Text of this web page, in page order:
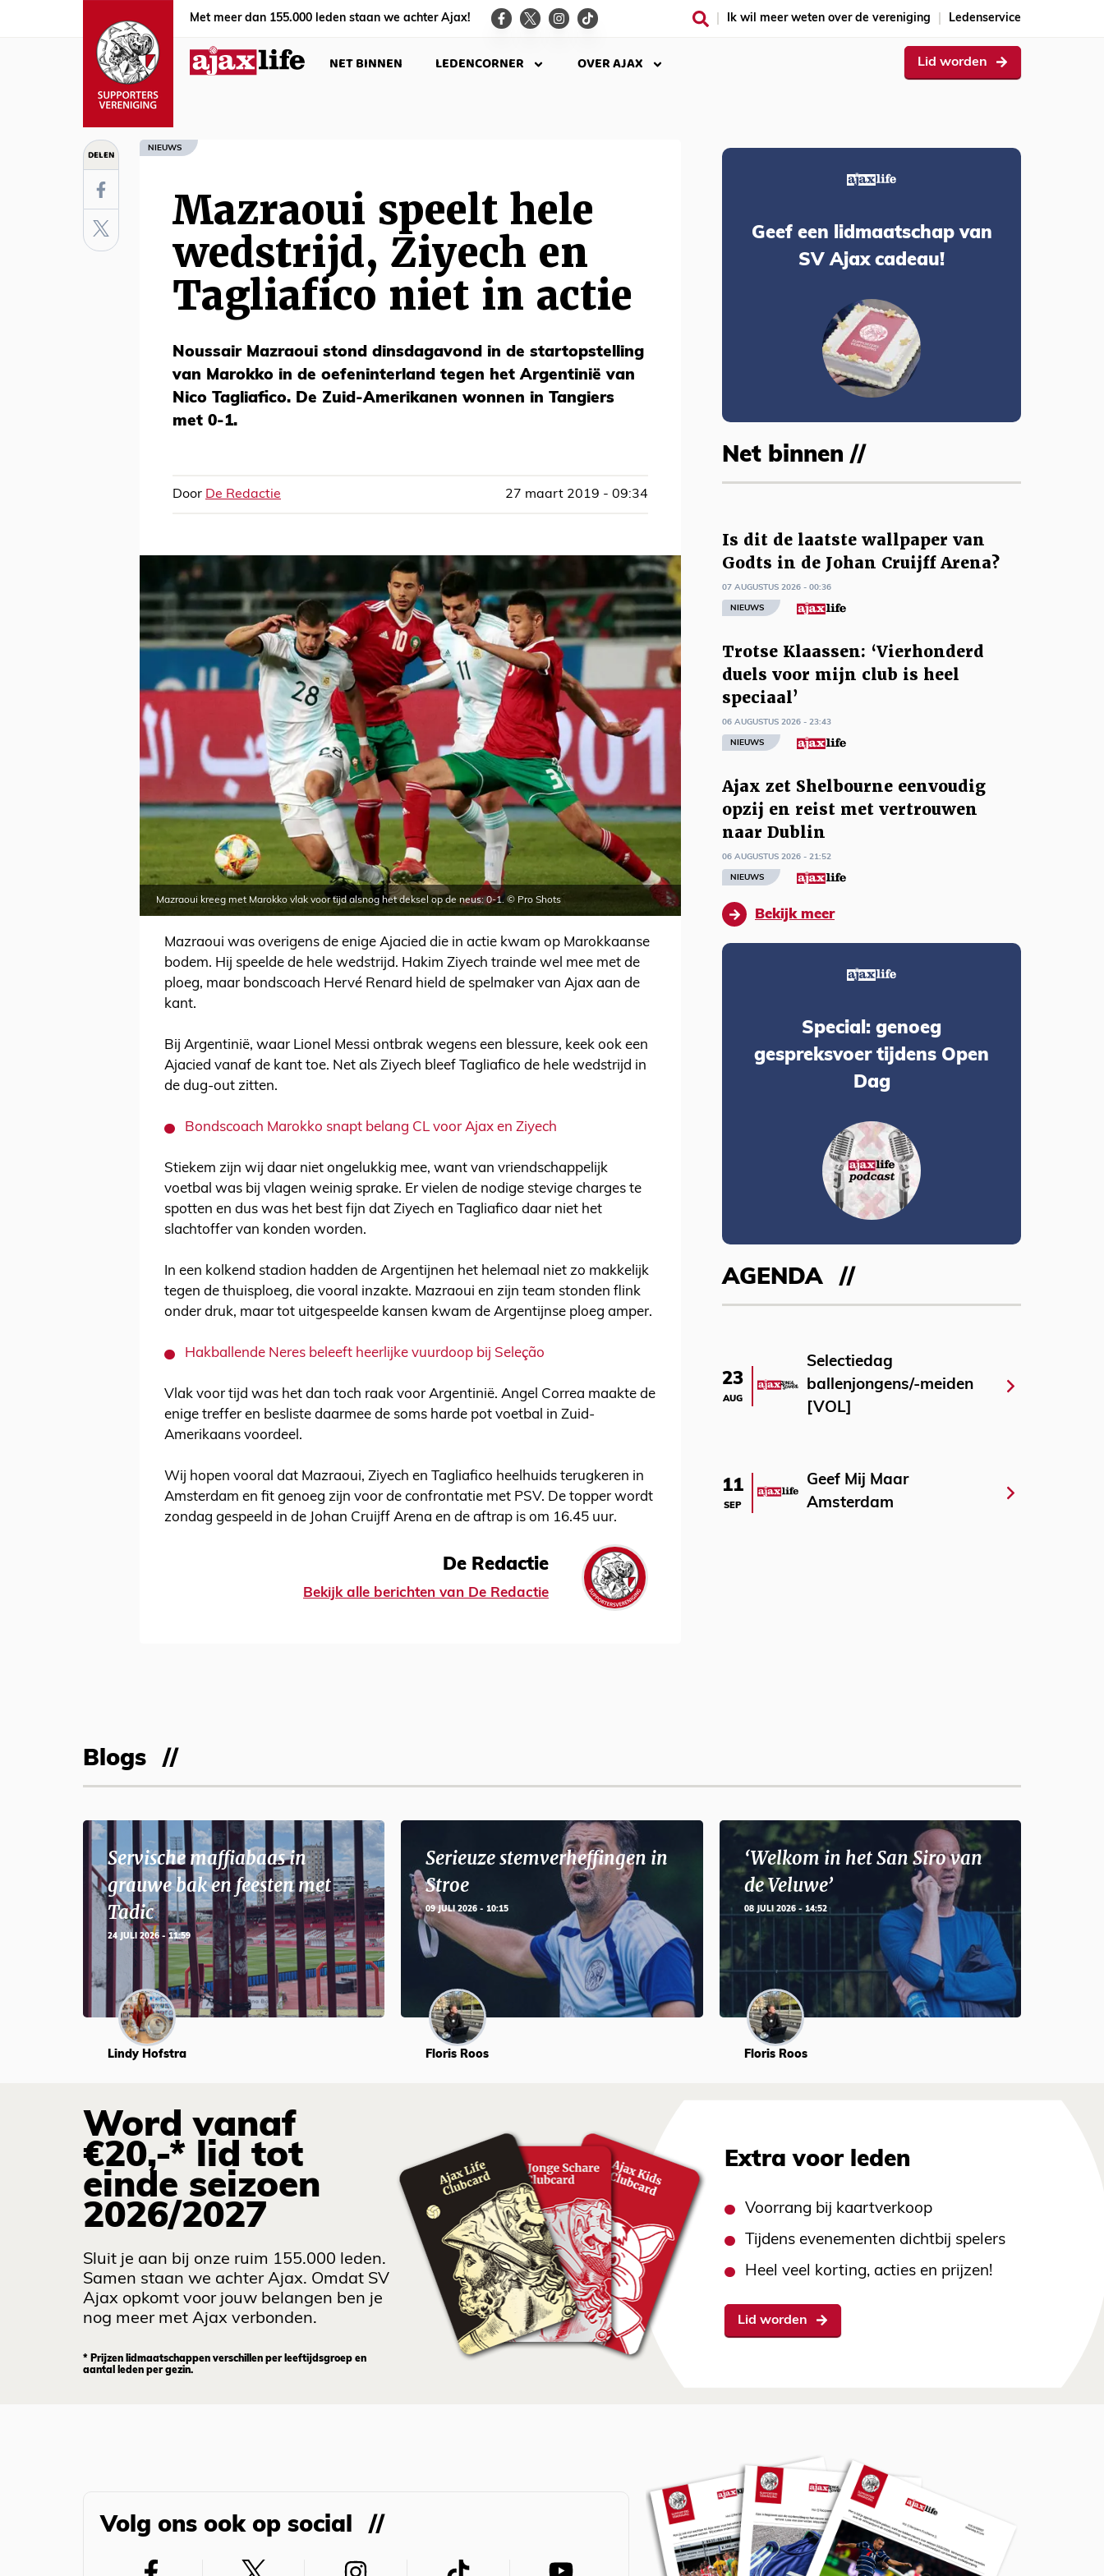
Met meer dan 155.000 leden staan we achter Ajax! Ik wil meer weten over de vereniging Ledenservice
NET BINNEN LEDENCORNER OVER AJAX Lid worden
DELEN NIEUWS
Mazraoui speelt hele
wedstrijd, Ziyech en
Tagliafico niet in actie
Noussair Mazraoui stond dinsdagavond in de startopstelling
van Marokko in de oefeninterland tegen het Argentinië van
Nico Tagliafico. De Zuid-Amerikanen wonnen in Tangiers
met 0-1.
Door De Redactie 27 maart 2019 - 09:34
Mazraoui kreeg met Marokko vlak voor tijd alsnog het deksel op de neus: 0-1. © Pro Shots
Mazraoui was overigens de enige Ajacied die in actie kwam op Marokkaanse
bodem. Hij speelde de hele wedstrijd. Hakim Ziyech trainde wel mee met de
ploeg, maar bondscoach Hervé Renard hield de spelmaker van Ajax aan de
kant.
Bij Argentinië, waar Lionel Messi ontbrak wegens een blessure, keek ook een
Ajacied vanaf de kant toe. Net als Ziyech bleef Tagliafico de hele wedstrijd in
de dug-out zitten.
Bondscoach Marokko snapt belang CL voor Ajax en Ziyech
Stiekem zijn wij daar niet ongelukkig mee, want van vriendschappelijk
voetbal was bij vlagen weinig sprake. Er vielen de nodige stevige charges te
spotten en dus was het best fijn dat Ziyech en Tagliafico daar niet het
slachtoffer van konden worden.
In een kolkend stadion hadden de Argentijnen het helemaal niet zo makkelijk
tegen de thuisploeg, die vooral inzakte. Mazraoui en zijn team stonden flink
onder druk, maar tot uitgespeelde kansen kwam de Argentijnse ploeg amper.
Hakballende Neres beleeft heerlijke vuurdoop bij Seleção
Vlak voor tijd was het dan toch raak voor Argentinië. Angel Correa maakte de
enige treffer en besliste daarmee de soms harde pot voetbal in Zuid-
Amerikaans voordeel.
Wij hopen vooral dat Mazraoui, Ziyech en Tagliafico heelhuids terugkeren in
Amsterdam en fit genoeg zijn voor de confrontatie met PSV. De topper wordt
zondag gespeeld in de Johan Cruijff Arena en de aftrap is om 16.45 uur.
De Redactie
Bekijk alle berichten van De Redactie
Geef een lidmaatschap van
SV Ajax cadeau!
Net binnen //
Is dit de laatste wallpaper van
Godts in de Johan Cruijff Arena?
07 AUGUSTUS 2026 - 00:36
NIEUWS
Trotse Klaassen: ‘Vierhonderd
duels voor mijn club is heel
speciaal’
06 AUGUSTUS 2026 - 23:43
NIEUWS
Ajax zet Shelbourne eenvoudig
opzij en reist met vertrouwen
naar Dublin
06 AUGUSTUS 2026 - 21:52
NIEUWS
Bekijk meer
Special: genoeg
gespreksvoer tijdens Open
Dag
AGENDA
23
AUG
Selectiedag
ballenjongens/-meiden
[VOL]
11
SEP
Geef Mij Maar
Amsterdam
Blogs
Servische maffiabaas in
grauwe bak en feesten met
Tadic
24 JULI 2026 - 11:59
Lindy Hofstra
Serieuze stemverheffingen in
Stroe
09 JULI 2026 - 10:15
Floris Roos
‘Welkom in het San Siro van
de Veluwe’
08 JULI 2026 - 14:52
Floris Roos
Word vanaf
€20,-* lid tot
einde seizoen
2026/2027
Sluit je aan bij onze ruim 155.000 leden.
Samen staan we achter Ajax. Omdat SV
Ajax opkomt voor jouw belangen ben je
nog meer met Ajax verbonden.
* Prijzen lidmaatschappen verschillen per leeftijdsgroep en
aantal leden per gezin.
Extra voor leden
Voorrang bij kaartverkoop
Tijdens evenementen dichtbij spelers
Heel veel korting, acties en prijzen!
Lid worden
Volg ons ook op social